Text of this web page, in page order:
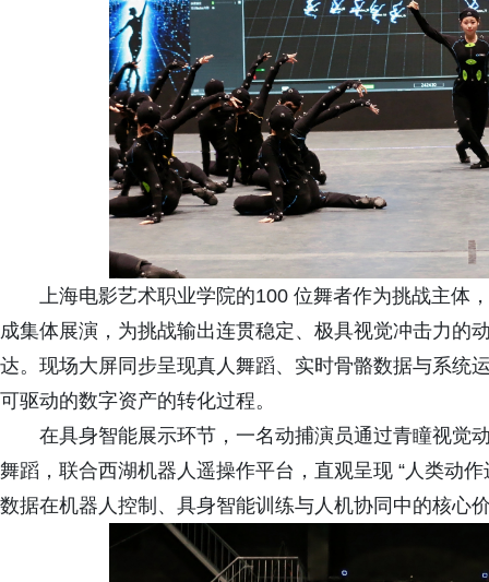
上海电影艺术职业学院的100 位舞者作为挑战主体
成集体展演，为挑战输出连贯稳定、极具视觉冲击力的
达。现场大屏同步呈现真人舞蹈、实时骨骼数据与系统
可驱动的数字资产的转化过程。
在具身智能展示环节，一名动捕演员通过青瞳视觉
舞蹈，联合西湖机器人遥操作平台，直观呈现 “人类动
数据在机器人控制、具身智能训练与人机协同中的核心